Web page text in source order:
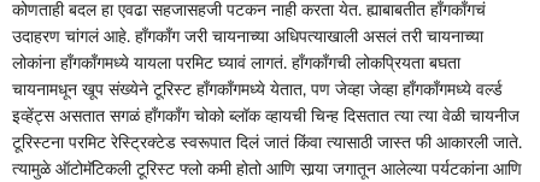
कोणताही बदल हा एवढा सहजासहजी पटकन नाही करता येत. ह्याबाबतीत हाँगकाँगचं
उदाहरण चांगलं आहे. हाँगकाँग जरी चायनाच्या अधिपत्याखाली असलं तरी चायनाच्या
लोकांना हाँगकाँगमध्ये यायला परमिट घ्यावं लागतं. हाँगकाँगची लोकप्रियता बघता
चायनामधून खूप संख्येने टूरिस्ट हाँगकाँगमध्ये येतात, पण जेव्हा जेव्हा हाँगकाँगमध्ये वर्ल्ड
इव्हेंट्स असतात सगळं हाँगकाँग चोको ब्लॉक व्हायची चिन्ह दिसतात त्या त्या वेळी चायनीज
टूरिस्टना परमिट रेस्ट्रिक्टेड स्वरूपात दिलं जातं किंवा त्यासाठी जास्त फी आकारली जाते.
त्यामुळे ऑटोमॅटिकली टूरिस्ट फ्लो कमी होतो आणि सार्‍या जगातून आलेल्या पर्यटकांना आणि